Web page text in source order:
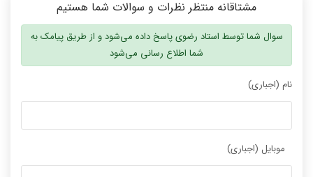
برنامه نویسی
پایتون
سی شارپ
علم داده
مقاله نویسی
پایگاه داده
الکترونیک دیجیتال
مشتاقانه منتظر نظرات و سوالات شما هستیم
سوال شما توسط استاد رضوی پاسخ داده می‌شود و از طریق پیامک به
شما اطلاع رسانی می‌شود
نام (اجباری)
موبایل (اجباری)